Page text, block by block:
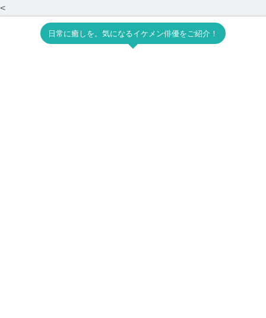
<
日常に癒しを。気になるイケメン俳優をご紹介！